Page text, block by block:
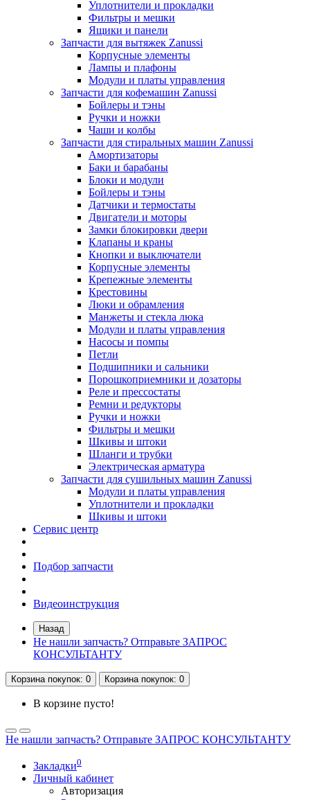
Уплотнители и прокладки
Фильтры и мешки
Ящики и панели
Запчасти для вытяжек Zanussi
Корпусные элементы
Лампы и плафоны
Модули и платы управления
Запчасти для кофемашин Zanussi
Бойлеры и тэны
Ручки и ножки
Чаши и колбы
Запчасти для стиральных машин Zanussi
Амортизаторы
Баки и барабаны
Блоки и модули
Бойлеры и тэны
Датчики и термостаты
Двигатели и моторы
Замки блокировки двери
Клапаны и краны
Кнопки и выключатели
Корпусные элементы
Крепежные элементы
Крестовины
Люки и обрамления
Манжеты и стекла люка
Модули и платы управления
Насосы и помпы
Петли
Подшипники и сальники
Порошкоприемники и дозаторы
Реле и прессостаты
Ремни и редукторы
Ручки и ножки
Фильтры и мешки
Шкивы и штоки
Шланги и трубки
Электрическая арматура
Запчасти для сушильных машин Zanussi
Модули и платы управления
Уплотнители и прокладки
Шкивы и штоки
Сервис центр
Подбор запчасти
Видеоинструкция
Назад
Не нашли запчасть? Отправьте ЗАПРОС
КОНСУЛЬТАНТУ
Корзинапокупок: 0 Корзинапокупок: 0
В корзине пусто!
Не нашли запчасть? Отправьте ЗАПРОС КОНСУЛЬТАНТУ
Закладки0
Личный кабинет
Авторизация